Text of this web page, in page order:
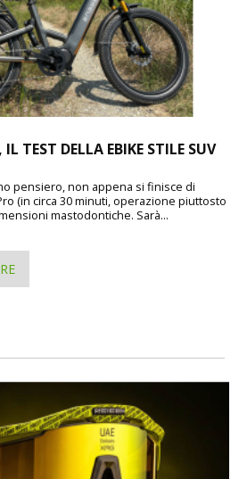
TEST DELLA EBIKE STILE SUV
pensiero, non appena si finisce di
(in circa 30 minuti, operazione piuttosto
mastodontiche. Sarà...